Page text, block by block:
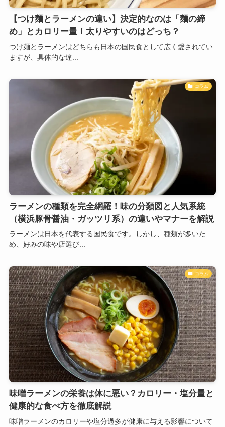
【つけ麺とラーメンの違い】決定的なのは「麺の締
め」とカロリー量！太りやすいのはどっち？
つけ麺とラーメンはどちらも日本の国民食として広く愛されてい
ますが、具体的な違...
コラム
ラーメンの種類を完全網羅！味の分類図と人気系統
（横浜豚骨醤油・ガッツリ系）の違いやマナーを解説
ラーメンは日本を代表する国民食です。しかし、種類が多いた
め、好みの味や店選び...
コラム
味噌ラーメンの栄養は体に悪い？カロリー・塩分量と
健康的な食べ方を徹底解説
味噌ラーメンのカロリーや塩分過多が健康に与える影響について